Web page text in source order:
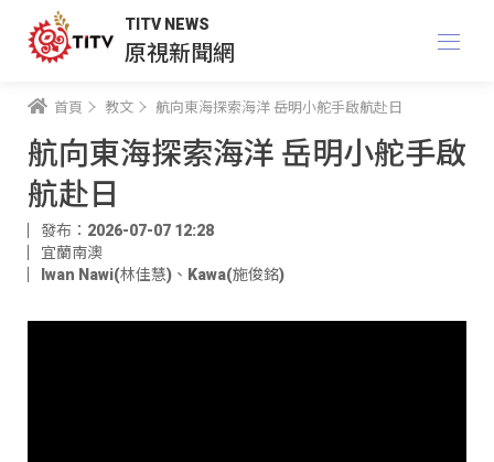
TITV NEWS
原視新聞網
首頁 教文 航向東海探索海洋 岳明小舵手啟航赴日
航向東海探索海洋 岳明小舵手啟
航赴日
發布：2026-07-07 12:28
宜蘭南澳
Iwan Nawi(林佳慧) 、 Kawa(施俊銘)